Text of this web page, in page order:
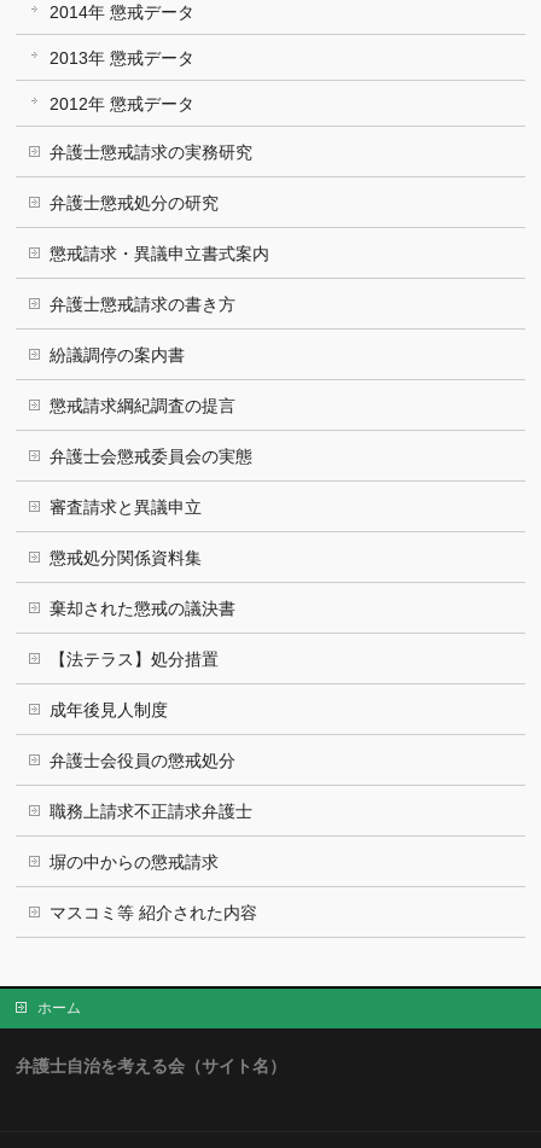
2014年 懲戒データ
2013年 懲戒データ
2012年 懲戒データ
弁護士懲戒請求の実務研究
弁護士懲戒処分の研究
懲戒請求・異議申立書式案内
弁護士懲戒請求の書き方
紛議調停の案内書
懲戒請求綱紀調査の提言
弁護士会懲戒委員会の実態
審査請求と異議申立
懲戒処分関係資料集
棄却された懲戒の議決書
【法テラス】処分措置
成年後見人制度
弁護士会役員の懲戒処分
職務上請求不正請求弁護士
塀の中からの懲戒請求
マスコミ等 紹介された内容
ホーム
弁護士自治を考える会（サイト名）